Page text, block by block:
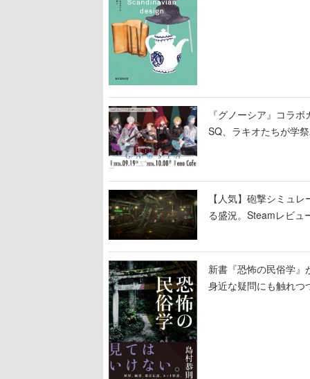
『グノーシア』コラ
SQ、ラキオたちが学
【人気】砲撃シミュ
る盛況。Steamレビュ
新書『恐怖の民俗学
身近な疑問にも触れつ